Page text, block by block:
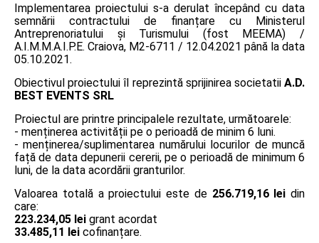
Implementarea proiectului s-a derulat începând cu data
semnării contractului de finanțare cu Ministerul
Antreprenoriatului și Turismului (fost MEEMA) /
A.I.M.M.A.I.P.E. Craiova, M2-6711 / 12.04.2021 până la data
05.10.2021.
Obiectivul proiectului îl reprezintă sprijinirea societatii A.D.
BEST EVENTS SRL
Proiectul are printre principalele rezultate, următoarele:
- menținerea activității pe o perioadă de minim 6 luni.
- menținerea/suplimentarea numărului locurilor de muncă
față de data depunerii cererii, pe o perioadă de minimum 6
luni, de la data acordării granturilor.
Valoarea totală a proiectului este de 256.719,16 lei din
care:
223.234,05 lei grant acordat
33.485,11 lei cofinanțare.